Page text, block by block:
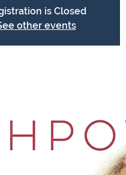
is Closed
other events